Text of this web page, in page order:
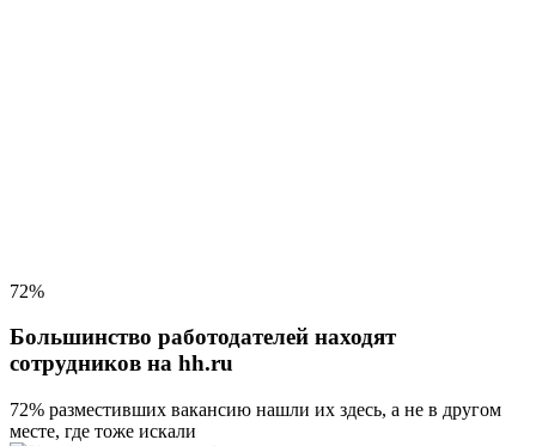
72%
Большинство работодателей находят
сотрудников на hh.ru
72% разместивших вакансию нашли их здесь, а не в другом
месте, где тоже искали